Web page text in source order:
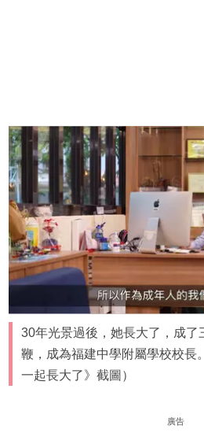
30年光景過後，她長大了，成了
鞭，成為福建中學附屬學校校長
一起長大了》截圖）
廣告